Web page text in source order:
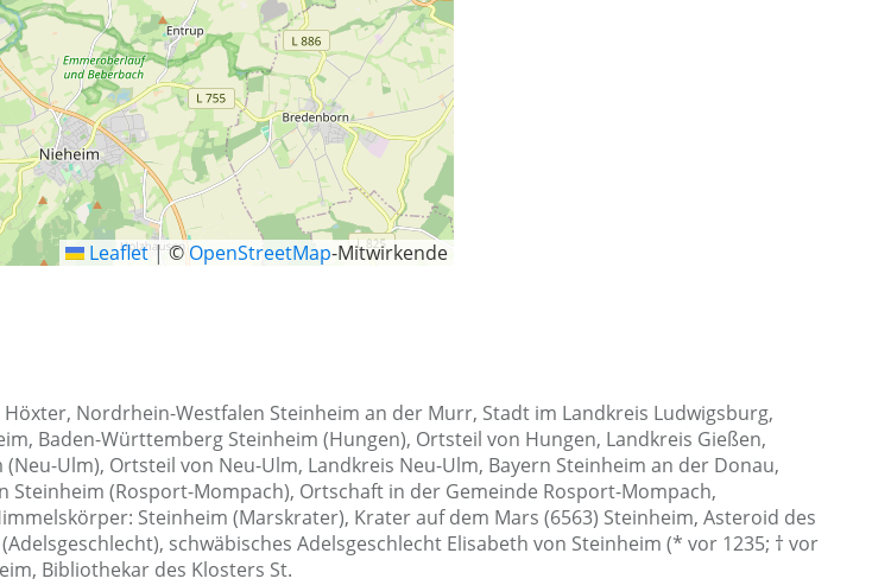
Leaflet|© OpenStreetMap-Mitwirkende
Nordrhein-Westfalen Steinheim an der Murr, Stadt im Landkreis Ludwigsburg,
Baden-Württemberg Steinheim (Hungen), Ortsteil von Hungen, Landkreis Gießen,
Ulm), Ortsteil von Neu-Ulm, Landkreis Neu-Ulm, Bayern Steinheim an der Donau,
(Rosport-Mompach), Ortschaft in der Gemeinde Rosport-Mompach,
Steinheim (Marskrater), Krater auf dem Mars (6563) Steinheim, Asteroid des
schwäbisches Adelsgeschlecht Elisabeth von Steinheim (* vor 1235; † vor
Bibliothekar des Klosters St.